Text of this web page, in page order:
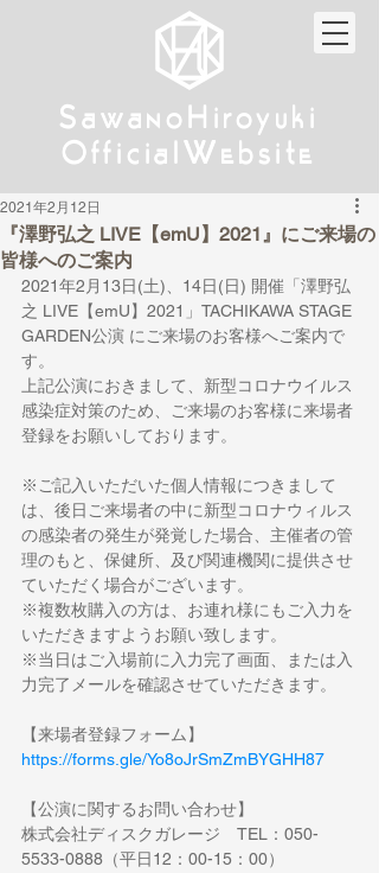
Sa wanoHiroyuki
Official W ebsite
Sa wanoHiroyuki
Official W ebsite
『澤野弘之 LIVE【emU】2021』にご来場の
皆様へのご案内
2021年2月12日
2021年2月13日(土)、14日(日) 開催「澤野弘
之 LIVE【emU】2021」TACHIKAWA STAGE
GARDEN公演 にご来場のお客様へご案内で
す。
上記公演におきまして、新型コロナウイルス
感染症対策のため、ご来場のお客様に来場者
登録をお願いしております。
※ご記入いただいた個人情報につきまして
は、後日ご来場者の中に新型コロナウィルス
の感染者の発生が発覚した場合、主催者の管
理のもと、保健所、及び関連機関に提供させ
ていただく場合がございます。
※複数枚購入の方は、お連れ様にもご入力を
いただきますようお願い致します。
※当日はご入場前に入力完了画面、または入
力完了メールを確認させていただきます。
【来場者登録フォーム】
https://forms.gle/Yo8oJrSmZmBYGHH87
【公演に関するお問い合わせ】
株式会社ディスクガレージ　TEL：050-
5533-0888（平日12：00-15：00）